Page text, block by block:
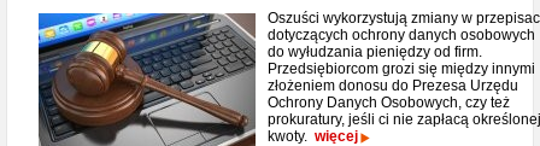
Oszuści wykorzystują zmiany w
dotyczących ochrony danych osobowych
do wyłudzania pieniędzy od firm.
Przedsiębiorcom grozi się między innymi
złożeniem donosu do Prezesa Urzędu
Ochrony Danych Osobowych, czy też
prokuratury, jeśli ci nie zapłacą określonej
kwoty. więcej